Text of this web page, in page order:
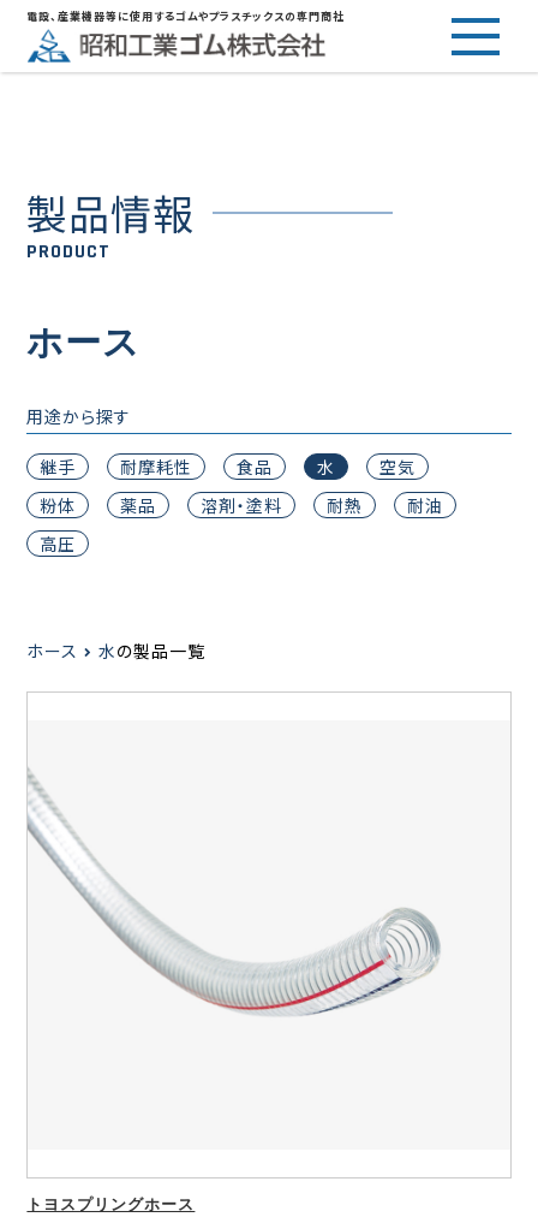
電設、産業機器等に使用するゴムやプラスチックスの専門商社
製品情報
PRODUCT
ホース
用途から探す
継手 耐摩耗性 食品 水
空気
粉体
薬品 溶剤・塗料 耐熱
耐油
高圧
ホース 水の製品一覧
トヨスプリングホース